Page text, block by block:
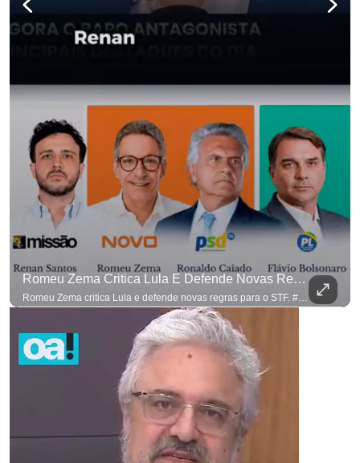
Romeu Zema Critica Lula E Defende Novas Regras Para O STF. #OAntagonista